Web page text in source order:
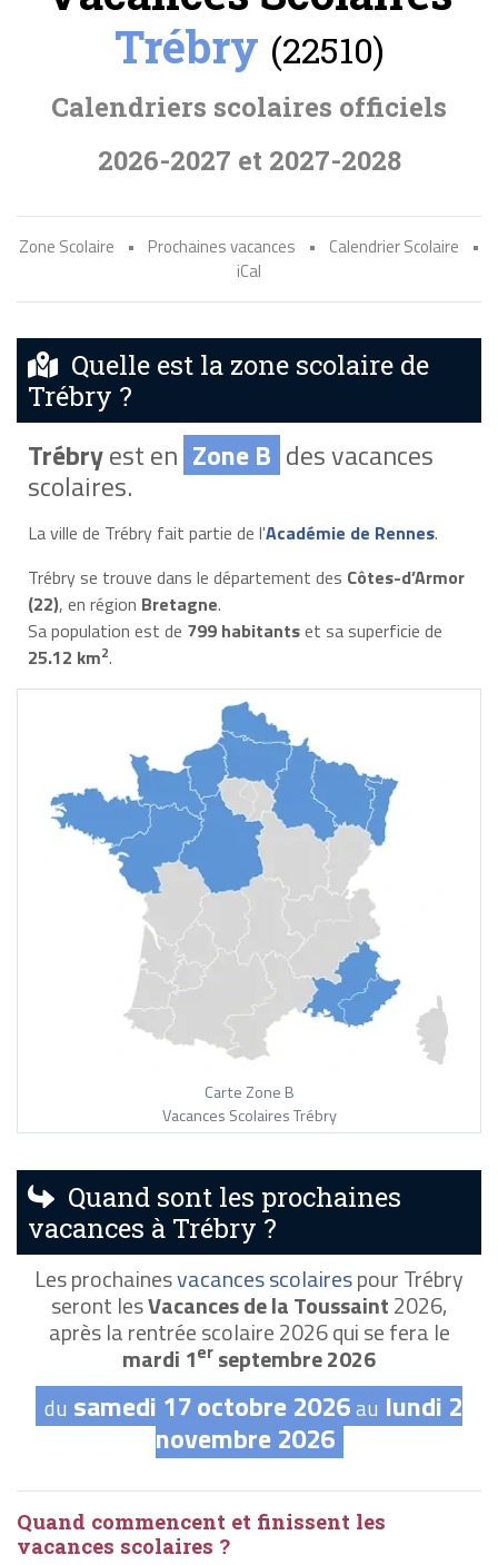
Trébry (22510)
Calendriers scolaires officiels
2026-2027 et 2027-2028
Zone Scolaire • Prochaines vacances • Calendrier Scolaire
•
iCal
Quelle est la zone scolaire de
Trébry ?
Trébryest en Zone B des vacances
scolaires.
La ville de Trébry fait partie de l'Académie de Rennes.
Trébry se trouve dans le département des Côtes-d’Armor
(22), en région Bretagne.
Sa population est de 799 habitantset sa superficie de
25.12 km2.
Carte Zone B
Vacances Scolaires Trébry
Quand sont les prochaines
vacances à Trébry ?
Les prochainesvacances scolairespour Trébry
seront lesVacances de la Toussaint2026,
après la rentrée scolaire 2026 qui se fera le
mardi 1er septembre 2026
du samedi 17 octobre 2026au lundi 2
novembre 2026
Quand commencent et finissent les
vacances scolaires ?